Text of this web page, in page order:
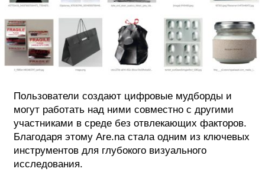
Пользователи создают цифровые мудборды и
могут работать над ними совместно с другими
участниками в среде без отвлекающих факторов.
Благодаря этому Are.na стала одним из ключевых
инструментов для глубокого визуального
исследования.